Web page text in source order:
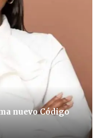
nuevo Código